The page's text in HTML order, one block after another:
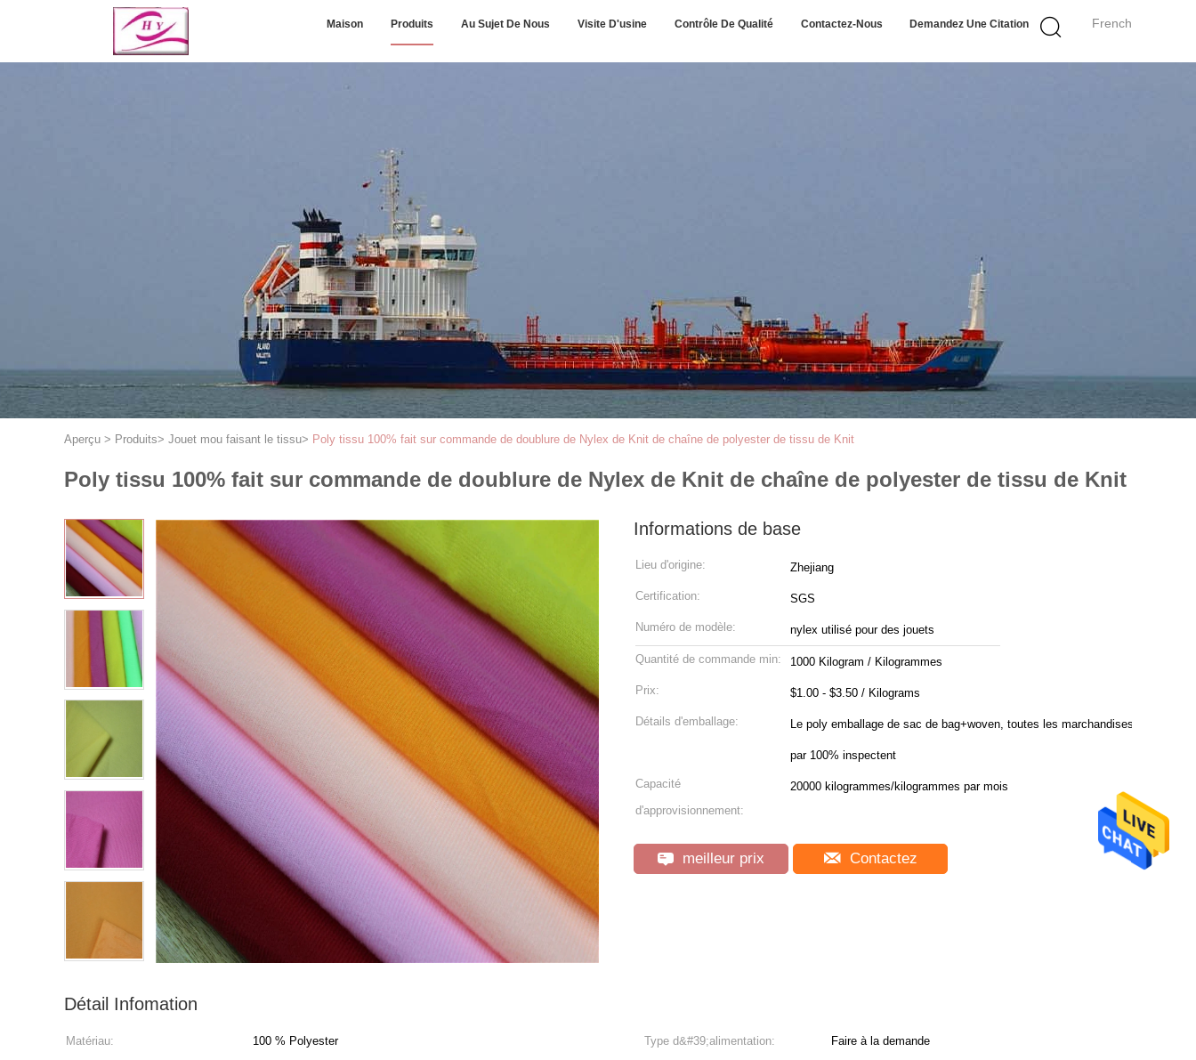
French
Maison Produits Au Sujet De Nous Visite D'usine Contrôle De Qualité Contactez-Nous Demandez Une Citation
Aperçu > Produits> Jouet mou faisant le tissu> Poly tissu 100% fait sur commande de doublure de Nylex de Knit de chaîne de polyester de tissu de Knit
Poly tissu 100% fait sur commande de doublure de Nylex de Knit de chaîne de polyester de tissu de Knit
Informations de base
Lieu d'origine: Zhejiang
Certification: SGS
Numéro de modèle: nylex utilisé pour des jouets
Quantité de commande min: 1000 Kilogram / Kilogrammes
Prix: $1.00 - $3.50 / Kilograms
Détails d'emballage: Le poly emballage de sac de bag+woven, toutes les marchandises
par 100% inspectent
Capacité
d'approvisionnement:
20000 kilogrammes/kilogrammes par mois
meilleur prix Contactez
Détail Infomation
Matériau: 100 % Polyester Type d&#39;alimentation:
Faire à la demande